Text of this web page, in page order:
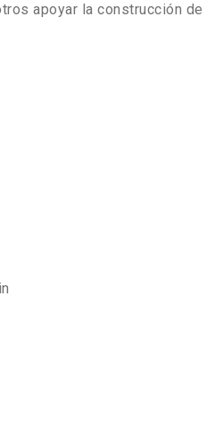
apoyar la construcción de